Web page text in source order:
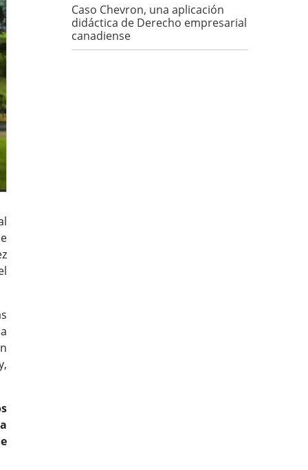
Caso Chevron, una aplicación
didáctica de Derecho empresarial
canadiense